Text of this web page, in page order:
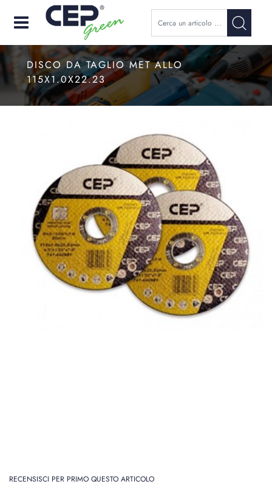
Open
DISCO DA TAGLIO MET ALLO
115X1.0X22.23
RECENSISCI PER PRIMO QUESTO ARTICOLO